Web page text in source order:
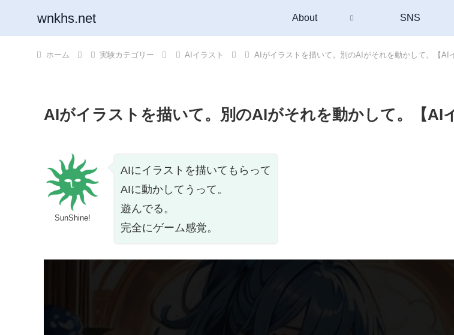
wnkhs.net About SNS
ホーム 実験カテゴリー AIイラスト AIがイラストを描いて。別のAIがそれを動かして。【AI
AIがイラストを描いて。別のAIがそれを動かして。【AI
SunShine!
AIにイラストを描いてもらって
AIに動かしてうって。
遊んでる。
完全にゲーム感覚。